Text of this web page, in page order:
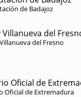
de Badajoz
Villanueva del
del Fresno
Oficial de
Oficial de Extremadura